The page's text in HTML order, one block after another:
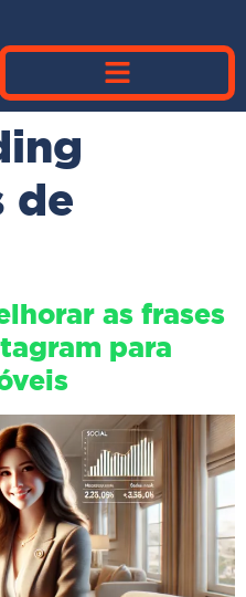
de
as frases
para